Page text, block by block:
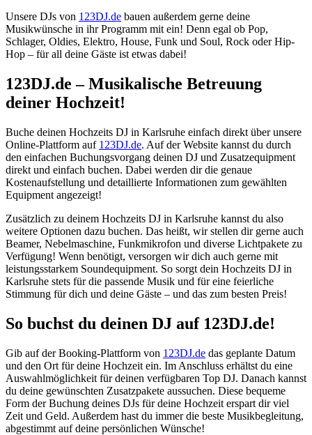
Unsere DJs von 123DJ.de bauen außerdem gerne deine
Musikwünsche in ihr Programm mit ein! Denn egal ob Pop,
Schlager, Oldies, Elektro, House, Funk und Soul, Rock oder Hip-
Hop – für all deine Gäste ist etwas dabei!
123DJ.de – Musikalische Betreuung
deiner Hochzeit!
Buche deinen Hochzeits DJ in Karlsruhe einfach direkt über unsere
Online-Plattform auf 123DJ.de. Auf der Website kannst du durch
den einfachen Buchungsvorgang deinen DJ und Zusatzequipment
direkt und einfach buchen. Dabei werden dir die genaue
Kostenaufstellung und detaillierte Informationen zum gewählten
Equipment angezeigt!
Zusätzlich zu deinem Hochzeits DJ in Karlsruhe kannst du also
weitere Optionen dazu buchen. Das heißt, wir stellen dir gerne auch
Beamer, Nebelmaschine, Funkmikrofon und diverse Lichtpakete zu
Verfügung! Wenn benötigt, versorgen wir dich auch gerne mit
leistungsstarkem Soundequipment. So sorgt dein Hochzeits DJ in
Karlsruhe stets für die passende Musik und für eine feierliche
Stimmung für dich und deine Gäste – und das zum besten Preis!
So buchst du deinen DJ auf 123DJ.de!
Gib auf der Booking-Plattform von 123DJ.de das geplante Datum
und den Ort für deine Hochzeit ein. Im Anschluss erhältst du eine
Auswahlmöglichkeit für deinen verfügbaren Top DJ. Danach kannst
du deine gewünschten Zusatzpakete aussuchen. Diese bequeme
Form der Buchung deines DJs für deine Hochzeit erspart dir viel
Zeit und Geld. Außerdem hast du immer die beste Musikbegleitung,
abgestimmt auf deine persönlichen Wünsche!